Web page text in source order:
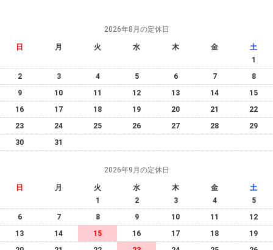
2026年8月の定休日
日 月 火 水 木 金
土
1
2
3 4 5 6 7
8
9
10 11 12 13 14
15
16
17 18 19 20 21
22
23
24 25 26 27 28
29
30
31
2026年9月の定休日
日 月 火 水 木 金
土
1
2 3 4
5
6
7 8 9 10 11
12
13
14 15 16 17 18
19